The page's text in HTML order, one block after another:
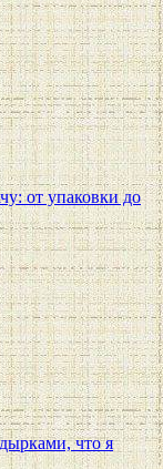
от упаковки до
что я